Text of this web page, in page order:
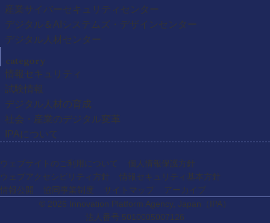
産業サイバーセキュリティセンター
デジタル＆AIシステムズ・デザインセンター
デジタル人材センター
category
情報セキュリティ
試験情報
デジタル人材の育成
社会・産業のデジタル変革
IPAについて
ウェブサイトのご利用について
個人情報保護方針
ウェブアクセシビリティ方針
情報セキュリティ基本方針
情報公開
協同事業制度 サイトマップ
アーカイブ
© 2026 Innovation Platform Agency, Japan （IPA）
法人番号 5010005007126